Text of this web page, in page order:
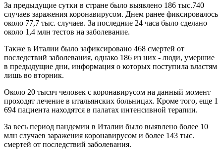
За предыдущие сутки в стране было выявлено 186 тыс.740
случаев заражения коронавирусом. Днем ранее фиксировалось
около 77,7 тыс. случаев. За последние 24 часа было сделано
около 1,4 млн тестов на заболевание.
Также в Италии было зафиксировано 468 смертей от
последствий заболевания, однако 186 из них - люди, умершие
в предыдущие дни, информация о которых поступила властям
лишь во вторник.
Около 20 тысяч человек с коронавирусом на данный момент
проходят лечение в итальянских больницах. Кроме того, еще 1
694 пациента находятся в палатах интенсивной терапии.
За весь период пандемии в Италии было выявлено более 10
млн случаев заражения коронавирусом и более 143 тыс.
смертей от последствий заболевания.